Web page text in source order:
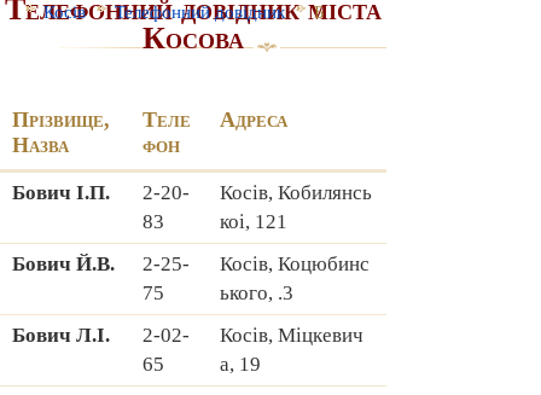
Телефонний довідник міста
Косова
Прізвище,
Назва
Теле
фон
Адреса
Бович І.П.
2-20-
83
Косів, Кобилянсь
коі, 121
Бович Й.В.
2-25-
75
Косів, Коцюбинс
ького, .3
Бович Л.І.
2-02-
65
Косів, Міцкевич
а, 19
Косів Телефонний довідник Б